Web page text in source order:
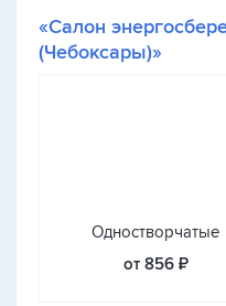
«Салон
(Чебоксары)»
Одностворчатые
от 856 ₽